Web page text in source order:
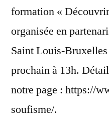
formation «
organisée en
Saint Louis-
prochain à 13h.
notre page : https://
soufisme/.